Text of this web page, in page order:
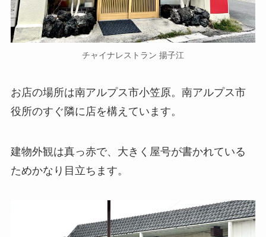
チャイナレストラン 揚子江
お店の場所は南アルプス市小笠原。南アルプス市
役所のすぐ隣に店を構えています。
建物外観は真っ赤で、大きく屋号が書かれている
ためかなり目立ちます。